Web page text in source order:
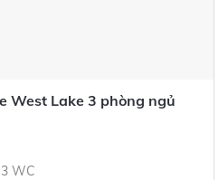
West Lake 3 phòng ngủ
3 WC